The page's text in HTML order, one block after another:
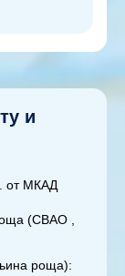
и
от МКАД
(СВАО ,
роща):